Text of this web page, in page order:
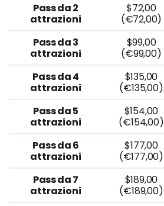
Pass da 2
attrazioni
$72,00
(€72,00)
Pass da 3
attrazioni
$99,00
(€99,00)
Pass da 4
attrazioni
$135,00
(€135,00)
Pass da 5
attrazioni
$154,00
(€154,00)
Pass da 6
attrazioni
$177,00
(€177,00)
Pass da 7
attrazioni
$189,00
(€189,00)